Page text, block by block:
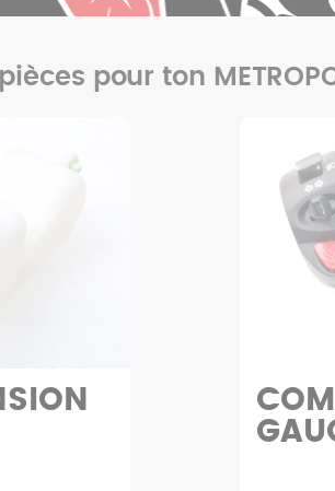
pour ton